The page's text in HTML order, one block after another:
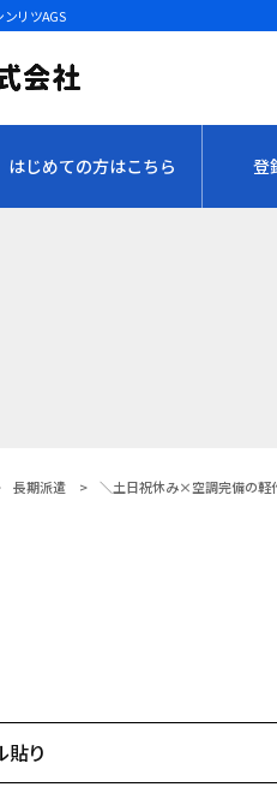
リツAGS
はじめての方はこちら 登
長期派遣 > ＼土日祝休み×空調完備の軽
貼り